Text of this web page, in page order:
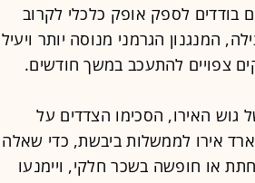
בודדים לספק אופק כלכלי לקרוב
המנגנון הגרמני מנוסה יותר ויעיל
צפויים להתעכב במשך חודשים.
גוש האירו, הסכימו הצדדים על
כלל-אירופית שתלווה עד 100 מיליארד אירו לממשלות ביבשת, כדי שאלה
או חופשה בשכר חלקי, ויימנעו